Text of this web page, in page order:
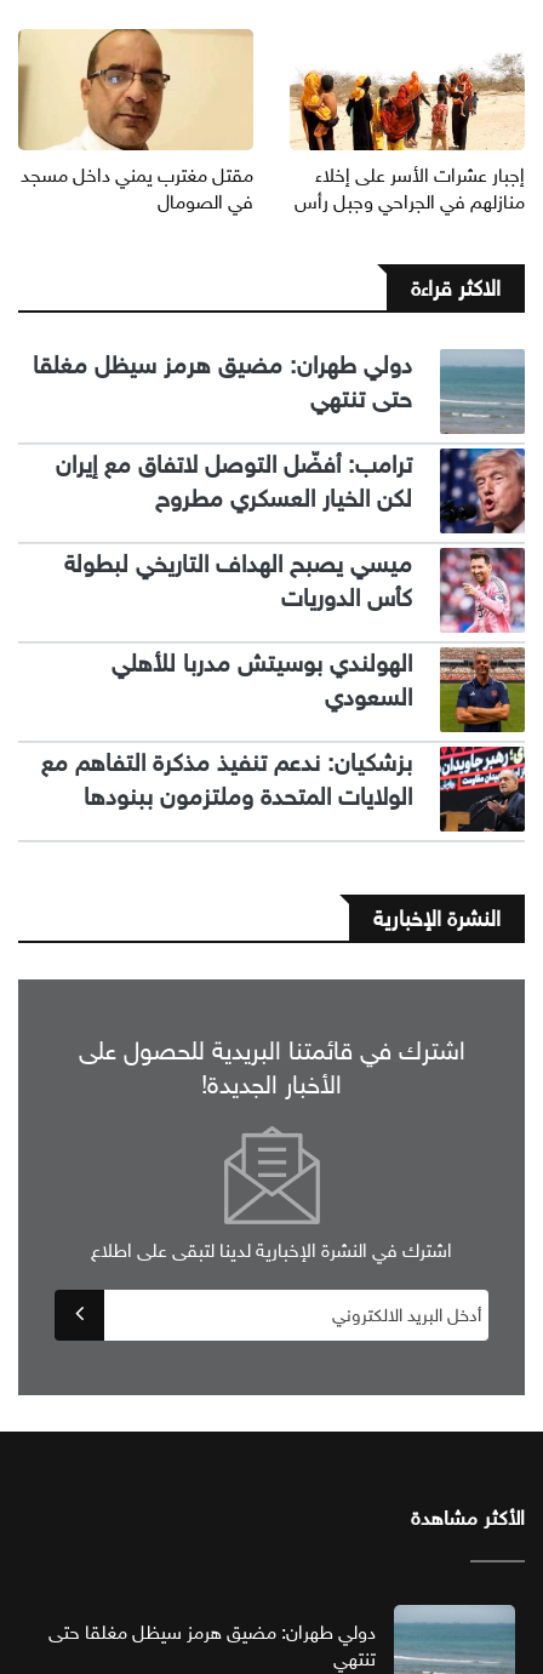
إجبار عشرات الأسر على إخلاء
منازلهم في الجراحي وجبل رأس
مقتل مغترب يمني داخل مسجد
في الصومال
الاكثر قراءة
دولي طهران: مضيق هرمز سيظل مغلقا
حتى تنتهي
ترامب: أفضّل التوصل لاتفاق مع إيران
لكن الخيار العسكري مطروح
ميسي يصبح الهداف التاريخي لبطولة
كأس الدوريات
الهولندي بوسيتش مدربا للأهلي
السعودي
بزشكيان: ندعم تنفيذ مذكرة التفاهم مع
الولايات المتحدة وملتزمون ببنودها
النشرة الإخبارية
اشترك في قائمتنا البريدية للحصول على
الأخبار الجديدة!
اشترك في النشرة الإخبارية لدينا لتبقى على اطلاع
الأكثر مشاهدة
دولي طهران: مضيق هرمز سيظل مغلقا حتى
تنتهي